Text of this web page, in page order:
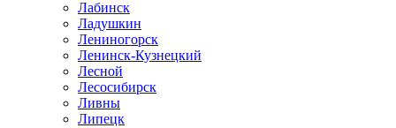
Лабинск
Ладушкин
Лениногорск
Ленинск-Кузнецкий
Лесной
Лесосибирск
Ливны
Липецк